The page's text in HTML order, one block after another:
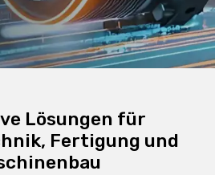
Lösungen für
Fertigung und